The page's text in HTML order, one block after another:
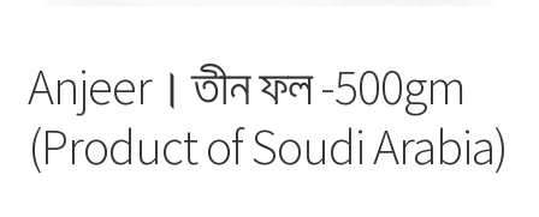
Anjeer। তীন ফল -500gm
(Product of Soudi Arabia)